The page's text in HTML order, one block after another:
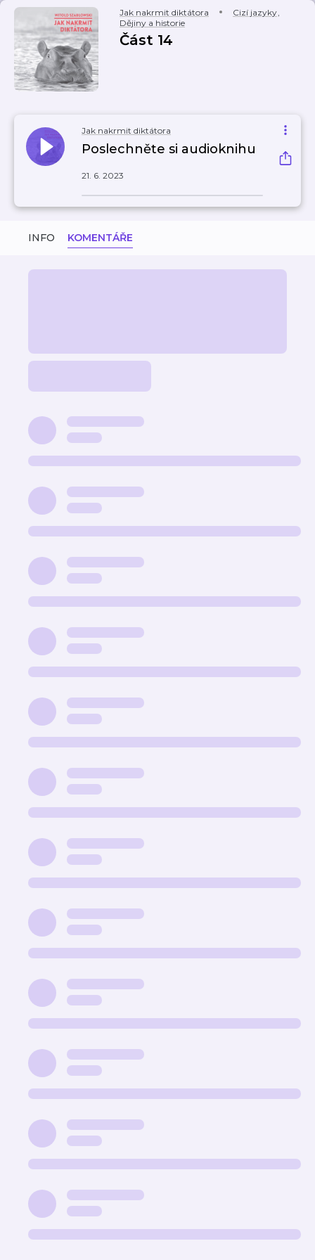
Jak nakrmit diktátora Cizí jazyky,
Dějiny a historie
Část 14
Jak nakrmit diktátora
Poslechněte si audioknihu
21. 6. 2023
INFO KOMENTÁŘE